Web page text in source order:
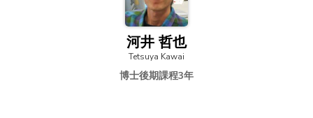
河井 哲也
Tetsuya Kawai
博士後期課程3年